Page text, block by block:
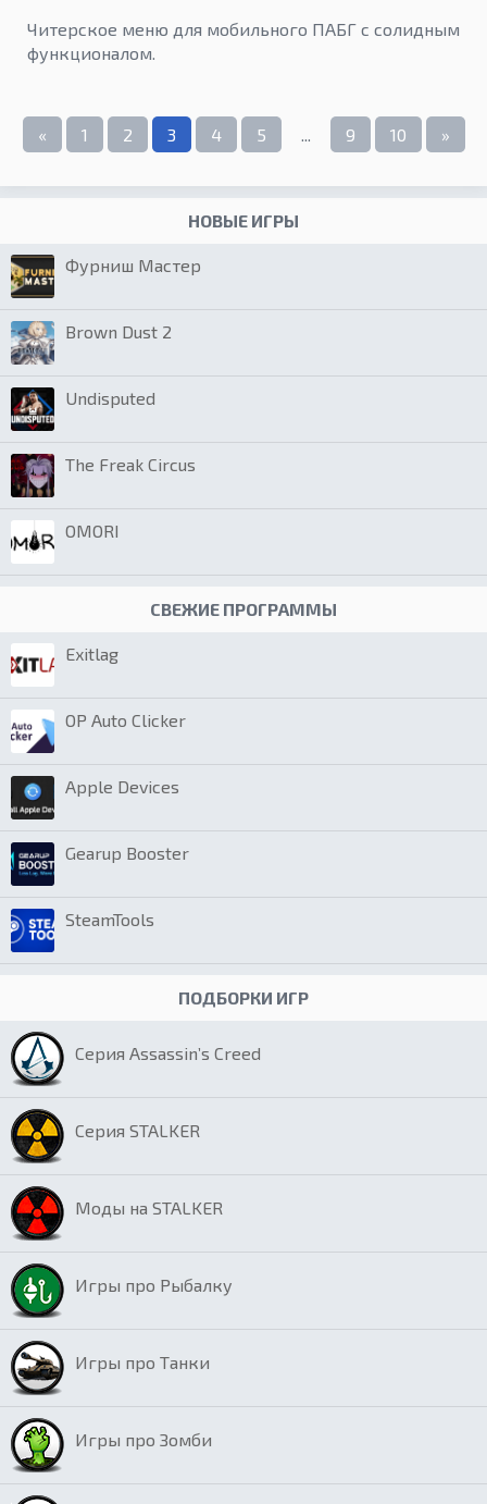
Читерское меню для мобильного ПАБГ с солидным
функционалом.
« 1 2 3 4 5 ... 9 10 »
НОВЫЕ ИГРЫ
Фурниш Мастер
Brown Dust 2
Undisputed
The Freak Circus
OMORI
СВЕЖИЕ ПРОГРАММЫ
Exitlag
OP Auto Clicker
Apple Devices
Gearup Booster
SteamTools
ПОДБОРКИ ИГР
Серия Assassin’s Creed
Серия STALKER
Моды на STALKER
Игры про Рыбалку
Игры про Танки
Игры про Зомби